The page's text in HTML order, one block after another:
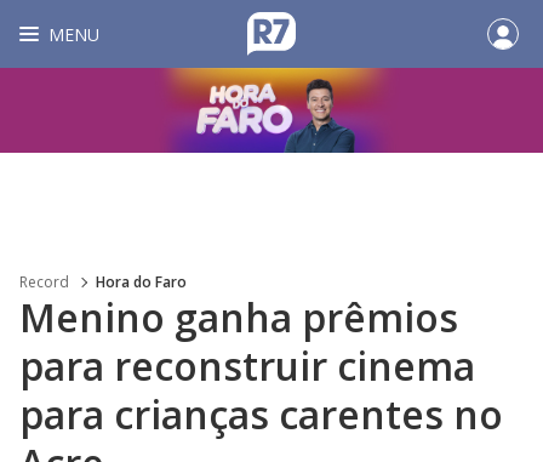
MENU
Record Hora do Faro
Menino ganha prêmios
para reconstruir cinema
para crianças carentes no